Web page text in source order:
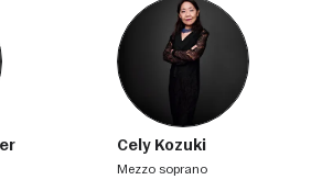
Cely Kozuki
mezzo soprano